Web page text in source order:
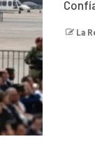
La